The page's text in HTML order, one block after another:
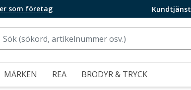
som företag Kundtjänst
MÄRKEN REA BRODYR & TRYCK